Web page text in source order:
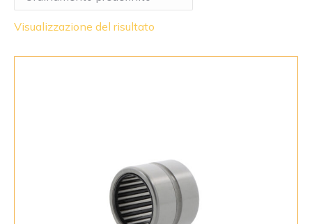
Visualizzazione del risultato